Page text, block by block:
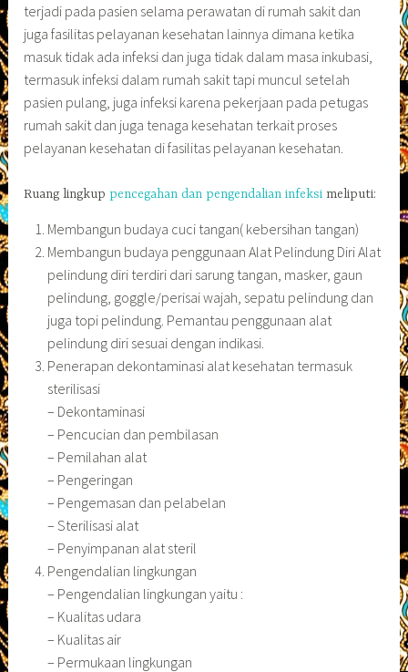
terjadi pada pasien selama perawatan di rumah sakit dan
juga fasilitas pelayanan kesehatan lainnya dimana ketika
masuk tidak ada infeksi dan juga tidak dalam masa inkubasi,
termasuk infeksi dalam rumah sakit tapi muncul setelah
pasien pulang, juga infeksi karena pekerjaan pada petugas
rumah sakit dan juga tenaga kesehatan terkait proses
pelayanan kesehatan di fasilitas pelayanan kesehatan.
Ruang lingkuppencegahan dan pengendalian infeksi meliputi:
Membangun budaya cuci tangan( kebersihan tangan)
Membangun budaya penggunaan Alat Pelindung Diri Alat
pelindung diri terdiri dari sarung tangan, masker, gaun
pelindung, goggle/perisai wajah, sepatu pelindung dan
juga topi pelindung. Pemantau penggunaan alat
pelindung diri sesuai dengan indikasi.
Penerapan dekontaminasi alat kesehatan termasuk
sterilisasi
– Dekontaminasi
– Pencucian dan pembilasan
– Pemilahan alat
– Pengeringan
– Pengemasan dan pelabelan
– Sterilisasi alat
– Penyimpanan alat steril
Pengendalian lingkungan
– Pengendalian lingkungan yaitu :
– Kualitas udara
– Kualitas air
– Permukaan lingkungan